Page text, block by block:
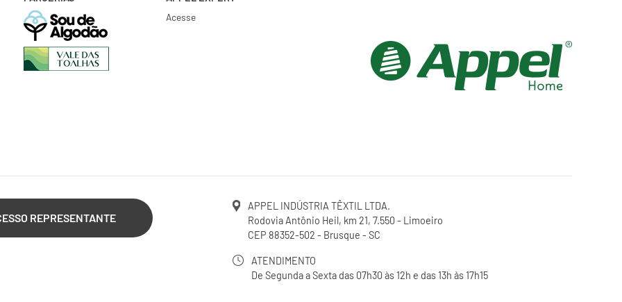
Acesse
REPRESENTANTE
APPEL INDÚSTRIA TÊXTIL LTDA.
Rodovia Antônio Heil, km 21, 7.550 - Limoeiro
CEP 88352-502 - Brusque - SC
ATENDIMENTO
De Segunda a Sexta das 07h30 às 12h e das 13h às 17h15